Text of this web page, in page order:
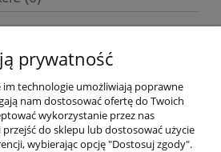
O nas
prywatność
im technologie umożliwiają poprawne
nam dostosować ofertę do Twoich
wykorzystanie przez nas
do sklepu lub dostosować użycie
wybierając opcję "Dostosuj zgody".